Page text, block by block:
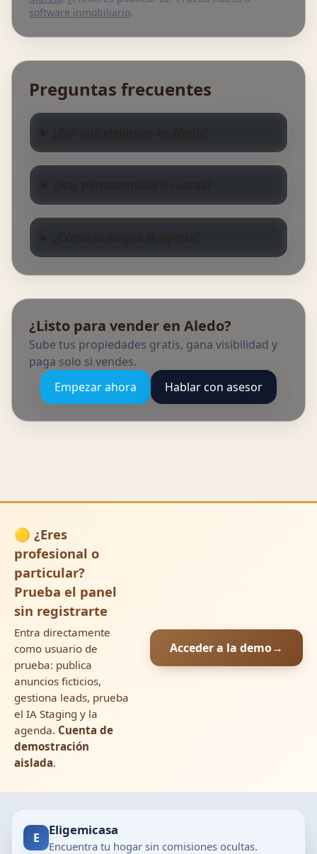
software inmobiliario.
Preguntas frecuentes
¿Por qué elegirnos en Aledo?
¿Hay permanencias o cuotas?
¿Cómo se asigna el agente?
¿Listo para vender en Aledo?
Sube tus propiedades gratis, gana visibilidad y
paga solo si vendes.
Empezar ahora
Hablar con asesor
🟡 ¿Eres
profesional o
particular?
Prueba el panel
sin registrarte
Entra directamente
como usuario de
prueba: publica
anuncios ficticios,
gestiona leads, prueba
el IA Staging y la
agenda. Cuenta de
demostración
aislada.
Acceder a la demo→
E Eligemicasa
Encuentra tu hogar sin comisiones ocultas.